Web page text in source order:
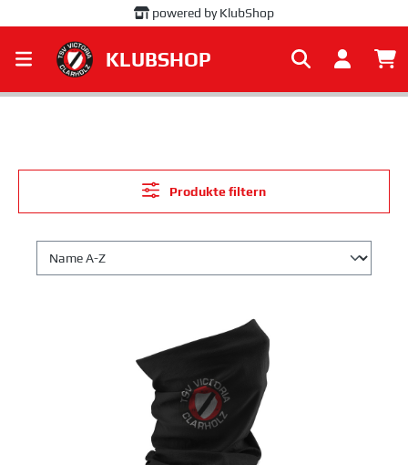
powered by KlubShop
KLUBSHOP
Produkte filtern